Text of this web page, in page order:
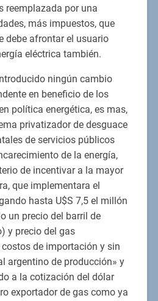
reemplazada por una
más impuestos, que
debe afrontar el usuario
eléctrica también.
ningún cambio
en beneficio de los
política energética, es mas,
privatizador de desguace
de servicios públicos
de la energía,
de incentivar a la mayor
que implementara el
hasta U$S 7,5 el millón
un precio del barril de
y precio del gas
de importación y sin
argentino de producción» y
a la cotización del dólar
exportador de gas como ya